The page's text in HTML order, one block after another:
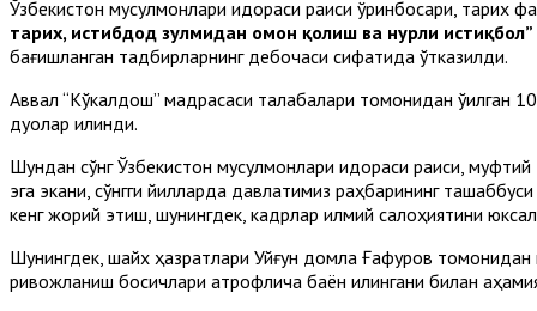
Ўзбекистон мусулмонлари идораси раиси ўринбосари, тарих
тарих, истибдод зулмидан омон қолиш ва нурли истиқбол”
бағишланган тадбирларнинг дебочаси сифатида ўтказилди.
Аввал “Кўкалдош” мадрасаси талабалари томонидан ўқилган
дуолар қилинди.
Шундан сўнг Ўзбекистон мусулмонлари идораси раиси,
эга экани, сўнгги йилларда давлатимиз раҳбарининг
кенг жорий этиш, шунингдек, кадрлар илмий салоҳиятини
Шунингдек, шайх ҳазратлари Уйғун домла Ғафуров
ривожланиш босқичлари атрофлича баён қилингани билан